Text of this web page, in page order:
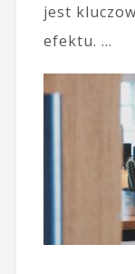
jest
efektu. …